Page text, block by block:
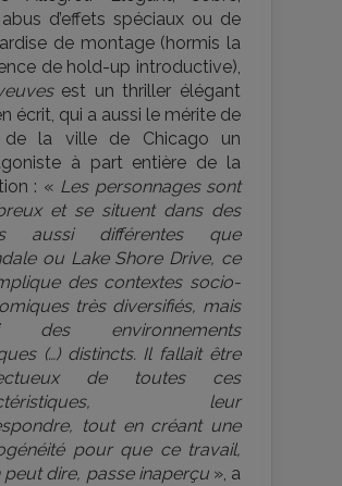
d’effets spéciaux ou de
de montage (hormis la
de hold-up introductive),
est un thriller élégant
écrit, qui a aussi le mérite de
de la ville de Chicago un
à part entière de la
: « Les personnages sont
et se situent dans des
aussi différentes que
ou Lake Shore Drive, ce
des contextes socio-
très diversifiés, mais
des environnements
(…) distincts. Il fallait être
de toutes ces
leur
tout en créant une
pour que ce travail,
peut dire, passe inaperçu», a